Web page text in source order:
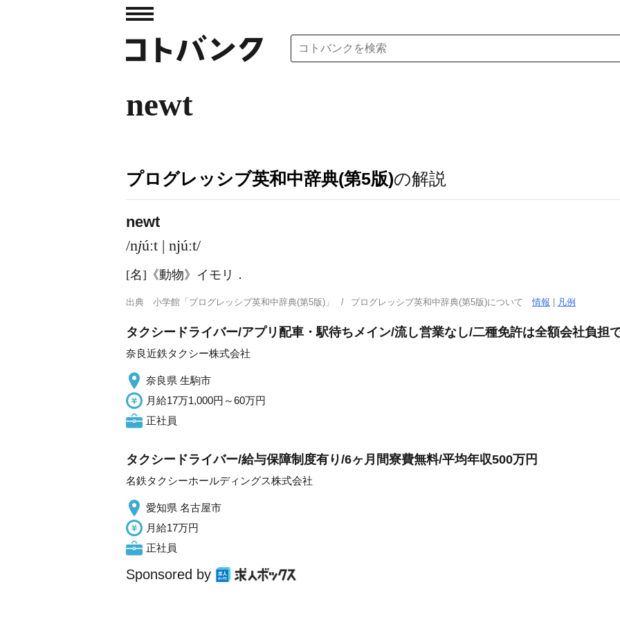
newt
プログレッシブ英和中辞典(第5版)の解説
newt
/njúːt | njúːt/
[名] 《動物》 イモリ ．
出典 小学館「プログレッシブ英和中辞典(第5版)」 プログレッシブ英和中辞典(第5版)について情報 凡例
タクシードライバー/アプリ配車・駅待ちメイン/流し営業なし/二種免許は全額会社負担
奈良近鉄タクシー株式会社
奈良県 生駒市
月給17万1,000円～60万円
正社員
タクシードライバー/給与保障制度有り/6ヶ月間寮費無料/平均年収500万円
名鉄タクシーホールディングス株式会社
愛知県 名古屋市
月給17万円
正社員
Sponsored by